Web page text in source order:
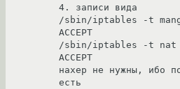
4. записи вида
/sbin/iptables -t
ACCEPT
/sbin/iptables -t nat -P
ACCEPT
нахер не нужны, ибо
есть